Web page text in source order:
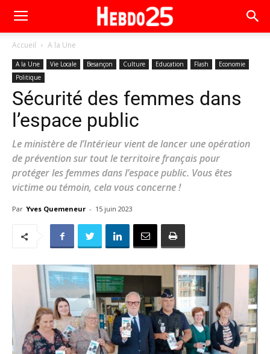
Accueil A la Une
A la Une Vie Locale Besançon Culture Education Flash
Economie
Politique
Sécurité des femmes dans
l’espace public
Le ministère de l’Intérieur vient de lancer une opération
de prévention sur tout le territoire français pour
protéger les femmes dans l’espace public. Vous êtes
victime ou témoin, cela vous concerne !
Par Yves Quemeneur - 15 juin 2023